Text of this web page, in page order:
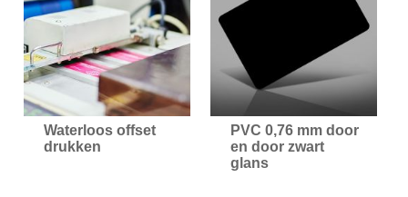
Waterloos offset
drukken
PVC 0,76 mm door
en door zwart
glans